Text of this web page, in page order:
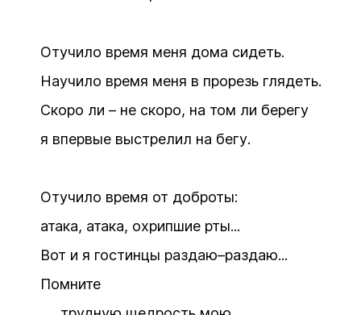
Отучило время меня дома сидеть.
Научило время меня в прорезь глядеть.
Скоро ли – не скоро, на том ли берегу
я впервые выстрелил на бегу.
Отучило время от доброты:
атака, атака, охрипшие рты...
Вот и я гостинцы раздаю–раздаю...
Помните